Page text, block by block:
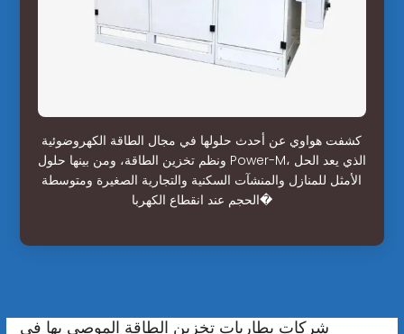
كشفت هواوي عن أحدث حلولها في مجال الطاقة الكهروضوئية
ونظم تخزين الطاقة، ومن بينها حلول Power-M، الذي يعد الحل
الأمثل للمنازل والمنشآت السكنية والتجارية الصغيرة ومتوسطة
الحجم عند انقطاع الكهربا�
شركات بطاريات تخزين الطاقة الموصى بها في